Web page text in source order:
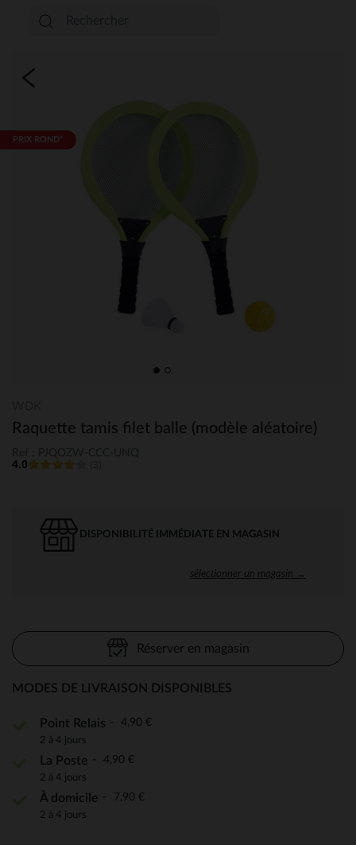
PRIX ROND*
Raquette tamis filet balle (modèle aléatoire)
4.0
DISPONIBILITÉ IMMÉDIATE EN MAGASIN
sélectionner un magasin →
Réserver en magasin
MODES DE LIVRAISON DISPONIBLES
Point Relais 4,90 €
2 à 4 jours
La Poste 4,90 €
2 à 4 jours
À domicile 7,90 €
2 à 4 jours